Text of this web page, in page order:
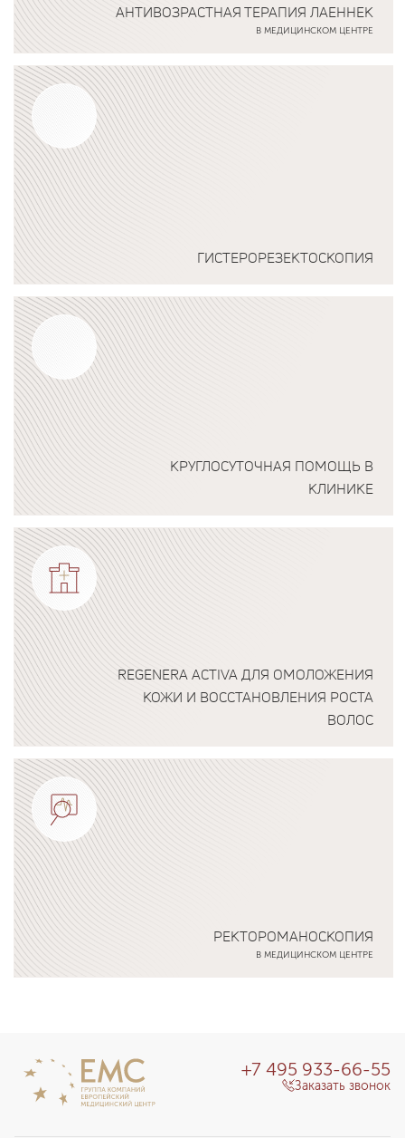
АНТИВОЗРАСТНАЯ ТЕРАПИЯ ЛАЕННЕК
В МЕДИЦИНСКОМ ЦЕНТРЕ
Подробнее о программе
ГИСТЕРОРЕЗЕКТОСКОПИЯ
Подробнее о программе
КРУГЛОСУТОЧНАЯ ПОМОЩЬ В
КЛИНИКЕ
Подробнее о программе
REGENERA ACTIVA ДЛЯ ОМОЛОЖЕНИЯ
КОЖИ И ВОССТАНОВЛЕНИЯ РОСТА
ВОЛОС
Подробнее о программе
РЕКТОРОМАНОСКОПИЯ
В МЕДИЦИНСКОМ ЦЕНТРЕ
+7 495 933-66-55
Заказать звонок